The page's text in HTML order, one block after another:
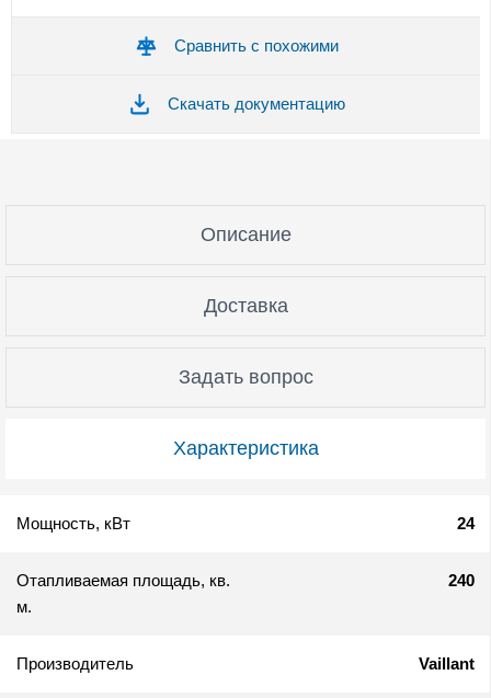
Сравнить с похожими
Скачать документацию
Характеристика
Описание
Доставка
Задать вопрос
Мощность, кВт 24
Отапливаемая площадь, кв.
м.
240
Производитель Vaillant